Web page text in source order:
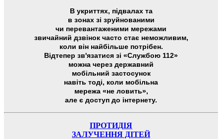
В укриттях, підвалах та
в зонах зі зруйнованими
чи перевантаженими мережами
звичайний дзвінок часто стає неможливим,
коли він найбільше потрібен.
Відтепер зв'язатися зі «Службою 112»
можна через державний
мобільний застосунок
навіть тоді, коли мобільна
мережа «не ловить»,
але є доступ до інтернету.
ПРОТИДІЯ
ЗАЛУЧЕННЯ ДІТЕЙ